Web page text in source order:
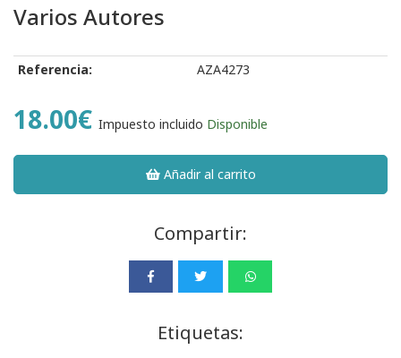
Varios Autores
Referencia: AZA4273
18.00€ Impuesto incluido Disponible
Añadir al carrito
Compartir:
Etiquetas: